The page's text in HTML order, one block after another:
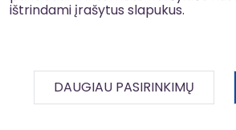
ištrindami įrašytus slapukus.
DAUGIAU PASIRINKIMŲ